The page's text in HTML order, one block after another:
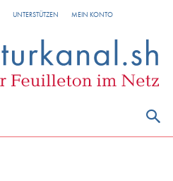
UNTERSTÜTZEN MEIN KONTO